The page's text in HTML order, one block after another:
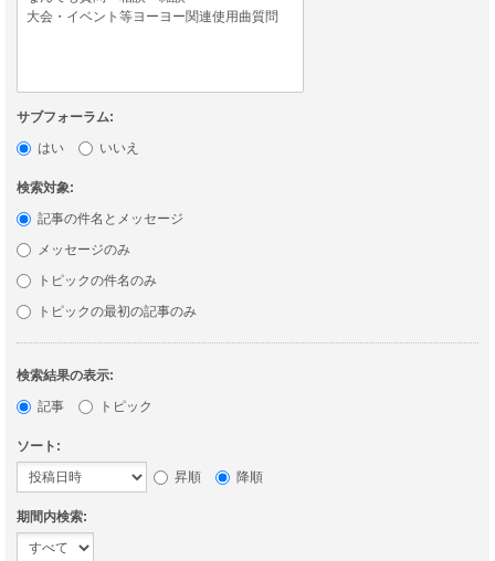
サブフォーラム:
はい
いいえ
検索対象:
記事の件名とメッセージ
メッセージのみ
トピックの件名のみ
トピックの最初の記事のみ
検索結果の表示:
記事
トピック
ソート:
昇順
降順
期間内検索: